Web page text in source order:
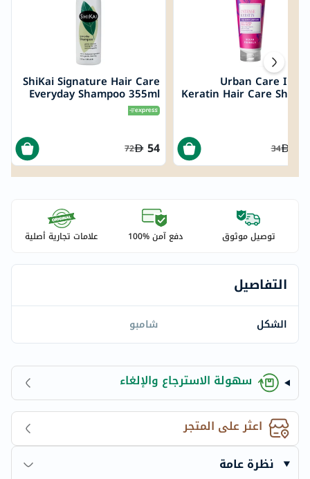
ShiKai Signature Hair Care
Everyday Shampoo 355ml
54
72
Urban Care
Keratin Hair Care
34
توصيل موثوق دفع آمن %100 علامات تجارية أصلية
التفاصيل
الشكل شامبو
سهولة الاسترجاع والإلغاء
اعثر على المتجر
نظرة عامة